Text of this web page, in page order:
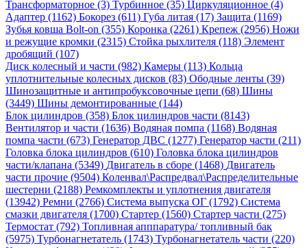
Трансформаторное (3) Турбинное (35) Циркуляционное (4)
Адаптер (1162) Бокорез (611) Губа литая (17) Защита (1169)
Зубья ковша Bolt-on (355) Коронка (2261) Крепеж (2956) Ножи
и режущие кромки (2315) Стойка рыхлителя (118) Элемент
дробящий (107)
Диск колесный и части (982) Камеры (113) Кольца
уплотнительные колесных дисков (83) Ободные ленты (39)
Шинозащитные и антипробуксовочные цепи (68) Шины
(3449) Шины демонтированные (144)
Блок цилиндров (358) Блок цилиндров части (8143)
Вентилятор и части (1636) Водяная помпа (1168) Водяная
помпа части (673) Генератор ДВС (1277) Генератор части (211)
Головка блока цилиндров (610) Головка блока цилиндров
части/клапана (5349) Двигатель в сборе (1468) Двигатель
части прочие (9504) Коленвал\Распредвал\Распределительные
шестерни (2188) Ремкомплекты и уплотнения двигателя
(13942) Ремни (2766) Система выпуска ОГ (1792) Система
смазки двигателя (1700) Стартер (1560) Стартер части (275)
Термостат (792) Топливная апппаратура/ топливный бак
(5975) Турбонагнетатель (1743) Турбонагнетатель части (220)